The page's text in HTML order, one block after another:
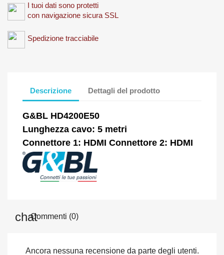
I tuoi dati sono protetti
con navigazione sicura SSL
Spedizione tracciabile
Descrizione Dettagli del prodotto
G&BL HD4200E50
Lunghezza cavo: 5 metri
Connettore 1: HDMI Connettore 2: HDMI
Commenti (0)
Ancora nessuna recensione da parte degli utenti.